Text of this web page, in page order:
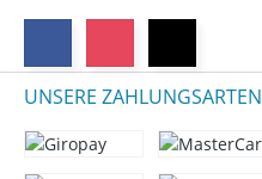
UNSERE ZAHLUNGSARTEN